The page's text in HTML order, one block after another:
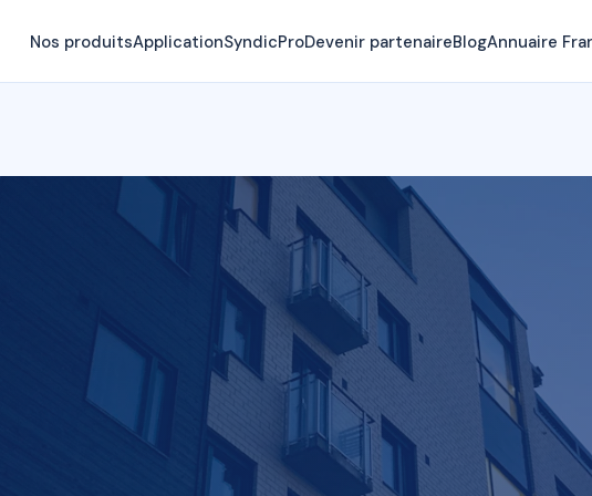
Nos produitsApplicationSyndicProDevenir partenaireBlogAnnuaire